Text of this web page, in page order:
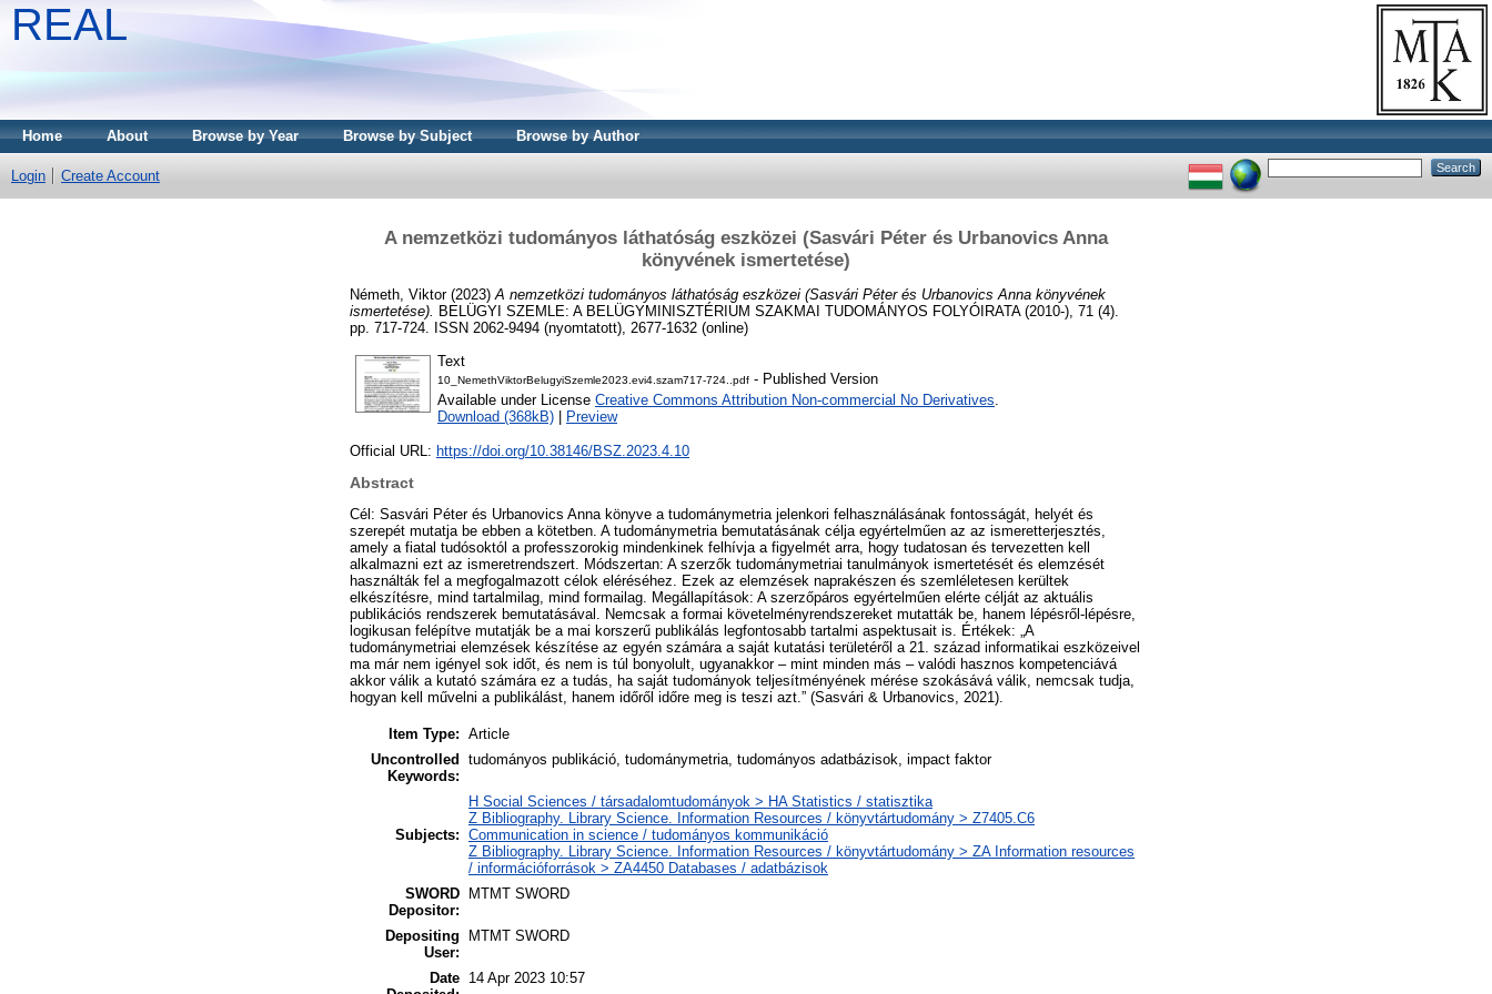
REAL
Home About Browse by Year Browse by Subject Browse by Author
Login Create Account
A nemzetközi tudományos láthatóság eszközei (Sasvári Péter és Urbanovics Anna
könyvének ismertetése)
Németh, Viktor(2023) A nemzetközi tudományos láthatóság eszközei (Sasvári Péter és Urbanovics Anna könyvének
ismertetése). BELÜGYI SZEMLE: A BELÜGYMINISZTÉRIUM SZAKMAI TUDOMÁNYOS FOLYÓIRATA (2010-), 71 (4).
pp. 717-724. ISSN 2062-9494 (nyomtatott), 2677-1632 (online)
Text
10_NemethViktorBelugyiSzemle2023.evi4.szam717-724..pdf - Published Version
Available under License Creative Commons Attribution Non-commercial No Derivatives.
Download (368kB)
Preview
Official URL: https://doi.org/10.38146/BSZ.2023.4.10
Abstract
Cél: Sasvári Péter és Urbanovics Anna könyve a tudománymetria jelenkori felhasználásának fontosságát, helyét és
szerepét mutatja be ebben a kötetben. A tudománymetria bemutatásának célja egyértelműen az az ismeretterjesztés,
amely a fiatal tudósoktól a professzorokig mindenkinek felhívja a figyelmét arra, hogy tudatosan és tervezetten kell
alkalmazni ezt az ismeretrendszert. Módszertan: A szerzők tudománymetriai tanulmányok ismertetését és elemzését
használták fel a megfogalmazott célok eléréséhez. Ezek az elemzések naprakészen és szemléletesen kerültek
elkészítésre, mind tartalmilag, mind formailag. Megállapítások: A szerzőpáros egyértelműen elérte célját az aktuális
publikációs rendszerek bemutatásával. Nemcsak a formai követelményrendszereket mutatták be, hanem lépésről-lépésre,
logikusan felépítve mutatják be a mai korszerű publikálás legfontosabb tartalmi aspektusait is. Értékek: „A
tudománymetriai elemzések készítése az egyén számára a saját kutatási területéről a 21. század informatikai eszközeivel
ma már nem igényel sok időt, és nem is túl bonyolult, ugyanakkor – mint minden más – valódi hasznos kompetenciává
akkor válik a kutató számára ez a tudás, ha saját tudományok teljesítményének mérése szokásává válik, nemcsak tudja,
hogyan kell művelni a publikálást, hanem időről időre meg is teszi azt.” (Sasvári & Urbanovics, 2021).
Item Type: Article
Uncontrolled
Keywords:
tudományos publikáció, tudománymetria, tudományos adatbázisok, impact faktor
Subjects:
H Social Sciences / társadalomtudományok > HA Statistics / statisztika
Z Bibliography. Library Science. Information Resources / könyvtártudomány > Z7405.C6
Communication in science / tudományos kommunikáció
Z Bibliography. Library Science. Information Resources / könyvtártudomány > ZA Information resources
/ információforrások > ZA4450 Databases / adatbázisok
SWORD
Depositor:
MTMT SWORD
Depositing
User:
MTMT SWORD
Date 14 Apr 2023 10:57